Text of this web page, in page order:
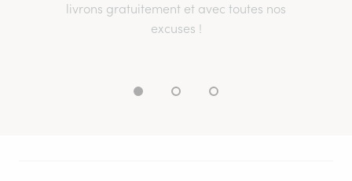
livrons gratuitement et avec toutes nos
excuses !